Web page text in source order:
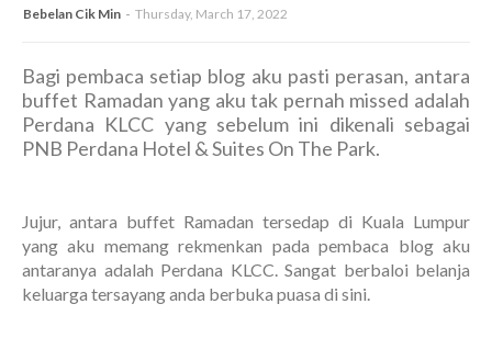
Bebelan Cik Min Thursday, March 17, 2022
Bagi pembaca setiap blog aku pasti perasan, antara
buffet Ramadan yang aku tak pernah missed adalah
Perdana KLCC yang sebelum ini dikenali sebagai
PNB Perdana Hotel & Suites On The Park.
Jujur, antara buffet Ramadan tersedap di Kuala Lumpur
yang aku memang rekmenkan pada pembaca blog aku
antaranya adalah Perdana KLCC. Sangat berbaloi belanja
keluarga tersayang anda berbuka puasa di sini.